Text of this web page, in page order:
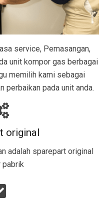
service, Pemasangan,
unit kompor gas berbagai
memilih kami sebagai
perbaikan pada unit anda.
original
adalah sparepart original
pabrik​